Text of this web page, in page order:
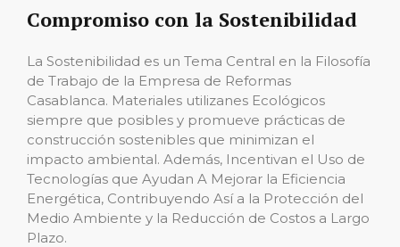
Compromiso con la Sostenibilidad
La Sostenibilidad es un Tema Central en la Filosofía
de Trabajo de la Empresa de Reformas
Casablanca. Materiales utilizanes Ecológicos
siempre que posibles y promueve prácticas de
construcción sostenibles que minimizan el
impacto ambiental. Además, Incentivan el Uso de
Tecnologías que Ayudan A Mejorar la Eficiencia
Energética, Contribuyendo Así a la Protección del
Medio Ambiente y la Reducción de Costos a Largo
Plazo.